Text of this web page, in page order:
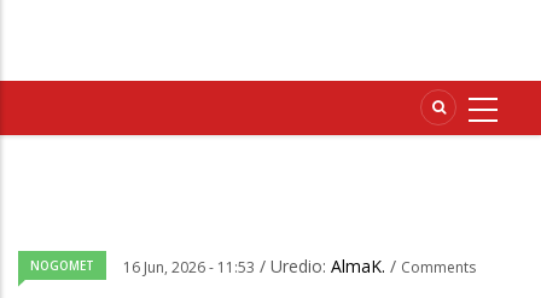
NOGOMET 16 Jun, 2026 - 11:53 / Uredio: AlmaK. / Comments